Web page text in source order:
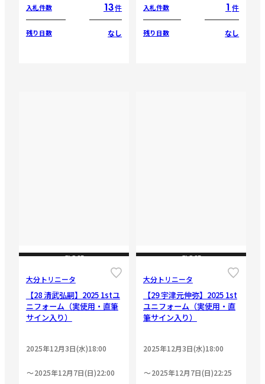
入札件数 13件
残り日数 なし
入札件数 1 件
残り日数 なし
CLOSE
大分トリニータ
【28 清武弘嗣】2025 1stユ
ニフォーム（実使用・直筆
サイン入り）
2025年12月3日(水)18:00
2025年12月7日(日)22:00
CLOSE
大分トリニータ
【29 宇津元伸弥】2025 1st
ユニフォーム（実使用・直
筆サイン入り）
2025年12月3日(水)18:00
2025年12月7日(日)22:25